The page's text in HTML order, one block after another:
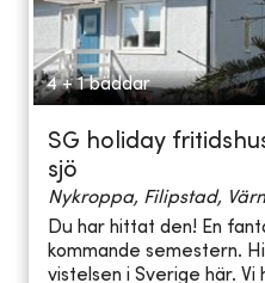
4 + 1 bäddar
SG holiday
sjö
Nykroppa, Filipstad,
Du har hittat den! En
kommande semestern.
vistelsen i Sverige här.